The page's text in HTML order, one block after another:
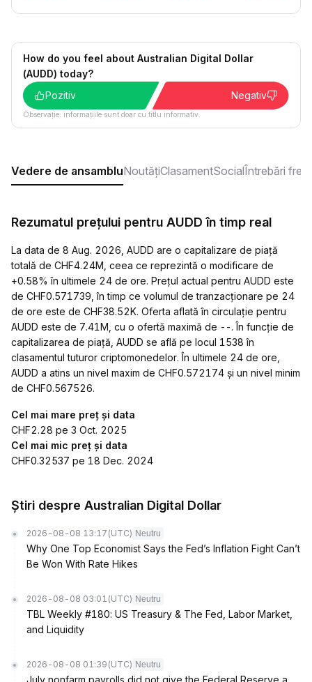
How do you feel about Australian Digital Dollar
(AUDD) today?
Pozitiv
Negativ
Observație: informațiile sunt doar cu titlu informativ.
Vedere de ansambluNoutățiClasamentSocialÎntrebări
Rezumatul prețului pentru AUDD în timp real
La data de 8 Aug. 2026, AUDD are o capitalizare de piață
totală de CHF4.24M, ceea ce reprezintă o modificare de
+0.58% în ultimele 24 de ore. Prețul actual pentru AUDD este
de CHF0.571739, în timp ce volumul de tranzacționare pe 24
de ore este de CHF38.52K. Oferta aflată în circulație pentru
AUDD este de 7.41M, cu o ofertă maximă de --. În funcție de
capitalizarea de piață, AUDD se află pe locul 1538 în
clasamentul tuturor criptomonedelor. În ultimele 24 de ore,
AUDD a atins un nivel maxim de CHF0.572174 și un nivel minim
de CHF0.567526.
Cel mai mare preț și data
CHF2.28 pe 3 Oct. 2025
Cel mai mic preț și data
CHF0.32537 pe 18 Dec. 2024
Știri despre Australian Digital Dollar
2026-08-08 13:17 (UTC) Neutru
Why One Top Economist Says the Fed’s Inflation Fight Can’t
Be Won With Rate Hikes
2026-08-08 03:01 (UTC) Neutru
TBL Weekly #180: US Treasury & The Fed, Labor Market,
and Liquidity
2026-08-08 01:39 (UTC) Neutru
July nonfarm payrolls did not give the Federal Reserve a